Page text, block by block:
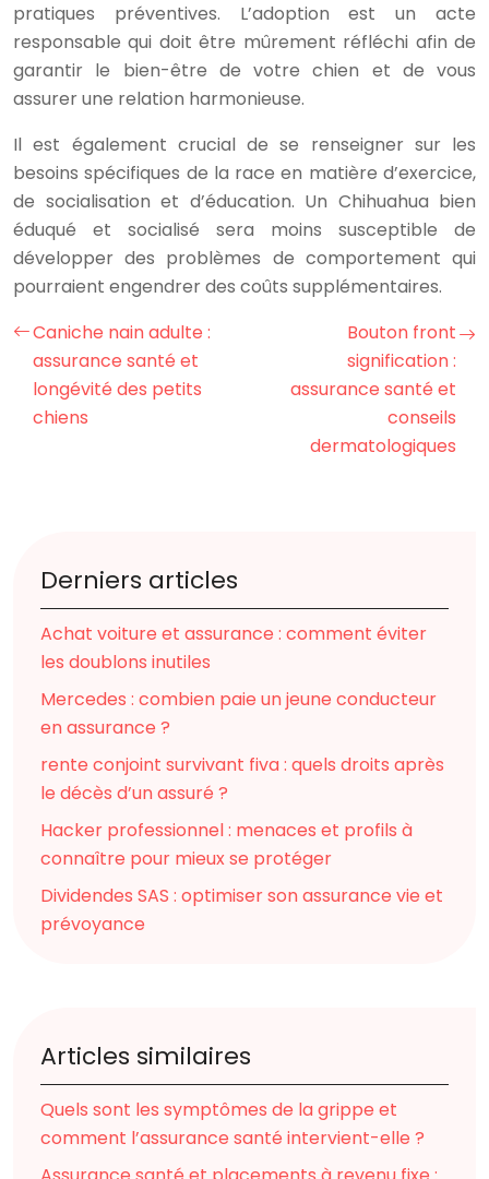
pratiques préventives. L’adoption est un acte
responsable qui doit être mûrement réfléchi afin de
garantir le bien-être de votre chien et de vous
assurer une relation harmonieuse.
Il est également crucial de se renseigner sur les
besoins spécifiques de la race en matière d’exercice,
de socialisation et d’éducation. Un Chihuahua bien
éduqué et socialisé sera moins susceptible de
développer des problèmes de comportement qui
pourraient engendrer des coûts supplémentaires.
Caniche nain adulte :
assurance santé et
longévité des petits
chiens
Bouton front
signification :
assurance santé et
conseils
dermatologiques
Derniers articles
Achat voiture et assurance : comment éviter
les doublons inutiles
Mercedes : combien paie un jeune conducteur
en assurance ?
rente conjoint survivant fiva : quels droits après
le décès d’un assuré ?
Hacker professionnel : menaces et profils à
connaître pour mieux se protéger
Dividendes SAS : optimiser son assurance vie et
prévoyance
Articles similaires
Quels sont les symptômes de la grippe et
comment l’assurance santé intervient-elle ?